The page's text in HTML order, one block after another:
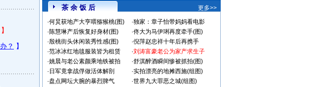
茶 余 饭 后
更多>>
·何炅获地产大亨喂猕猴桃(图) ·独家：章子怡带妈妈看电影
·陈慧琳产后恢复好身材(图) ·佟大为马伊琍再度牵手(图)
·殷桃街头休闲装秀性感(图) ·倪萍赵忠祥十年后再携手
·范冰冰红地毯服装皆为租赁 ·刘涛富豪老公为家产求生子
·姚晨与老公素颜乘地铁被拍 ·舒淇醉酒瞬间惨被抓拍(图)
· 日军竟拿战俘做活体解剖 ·实拍漂亮的地摊西施(组图)
·盘点网坛大腕的暴烈脾气 ·世界九大罪恶之城(组图)